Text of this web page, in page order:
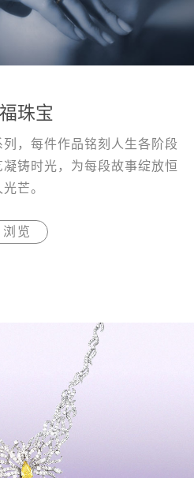
珠宝
，每件作品铭刻人生各阶段
铸时光，为每段故事绽放恒
光芒。
浏览